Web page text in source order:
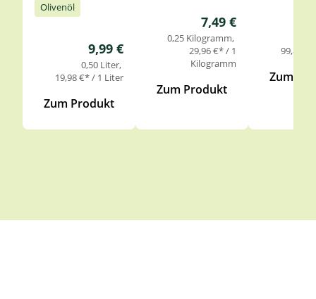
Olivenöl
Regulärer Preis:
9,99 €
0,50 Liter
19,98 €* / 1 Liter
Zum Produkt
Regulärer Preis:
7,49 €
0,25 Kilogramm
29,96 €* / 1
Kilogramm
Zum Produkt
99,85
Zum